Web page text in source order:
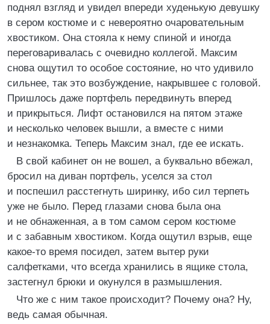
поднял взгляд и увидел впереди худенькую девушку
в сером костюме и с невероятно очаровательным
хвостиком. Она стояла к нему спиной и иногда
переговаривалась с очевидно коллегой. Максим
снова ощутил то особое состояние, но что удивило
сильнее, так это возбуждение, накрывшее с головой.
Пришлось даже портфель передвинуть вперед
и прикрыться. Лифт остановился на пятом этаже
и несколько человек вышли, а вместе с ними
и незнакомка. Теперь Максим знал, где ее искать.
В свой кабинет он не вошел, а буквально вбежал,
бросил на диван портфель, уселся за стол
и поспешил расстегнуть ширинку, ибо сил терпеть
уже не было. Перед глазами снова была она
и не обнаженная, а в том самом сером костюме
и с забавным хвостиком. Когда ощутил взрыв, еще
какое-то время посидел, затем вытер руки
салфетками, что всегда хранились в ящике стола,
застегнул брюки и окунулся в размышления.
Что же с ним такое происходит? Почему она? Ну,
ведь самая обычная.